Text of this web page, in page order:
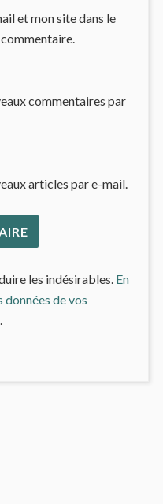
et mon site dans le
commentaires par
articles par e-mail.
les indésirables. En
données de vos
.